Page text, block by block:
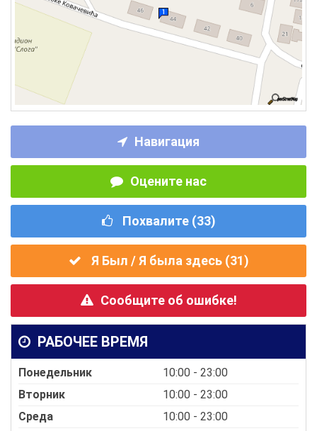
Навигация
Оцените нас
Похвалите (33)
Я Был / Я была здесь (31)
Сообщите об ошибке!
РАБОЧЕЕ ВРЕМЯ
Понедельник
10:00 - 23:00
Вторник
10:00 - 23:00
Среда
10:00 - 23:00